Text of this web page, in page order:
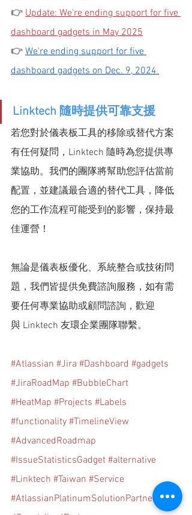
👉 Update: We're ending support for five
dashboard gadgets in May 2025
👉 We're ending support for five
dashboard gadgets on Dec. 9, 2024
Linktech 隨時提供可靠支援
若您對於儀表板工具的移除或替代方案
有任何疑問，Linktech 隨時為您提供專
業協助。我們的團隊將幫助您評估當前
配置，並建議最合適的替代工具，降低
您的工作流程可能受到的影響，保持最
佳運營！
無論是儀表板優化、系統整合或技術問
題，我們皆提供免費諮詢服務，如有需
要任何專業協助或顧問諮詢，歡迎
與 Linktech 友環企業團隊聯繫。
#Atlassian #Jira #Dashboard #gadgets
#JiraRoadMap #BubbleChart
#HeatMap #Projects #Labels
#functionality #TimelineView
#AdvancedRoadmap
#IssueStatisticsGadget #alternative
#Linktech #Taiwan #Service
#AtlassianPlatinumSolutionPartner #Clou